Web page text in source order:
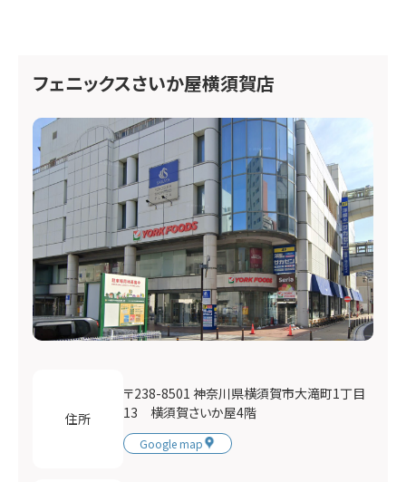
フェニックスさいか屋横須賀店
住所
〒238-8501 神奈川県横須賀市大滝町1丁目
13 横須賀さいか屋4階
Google map